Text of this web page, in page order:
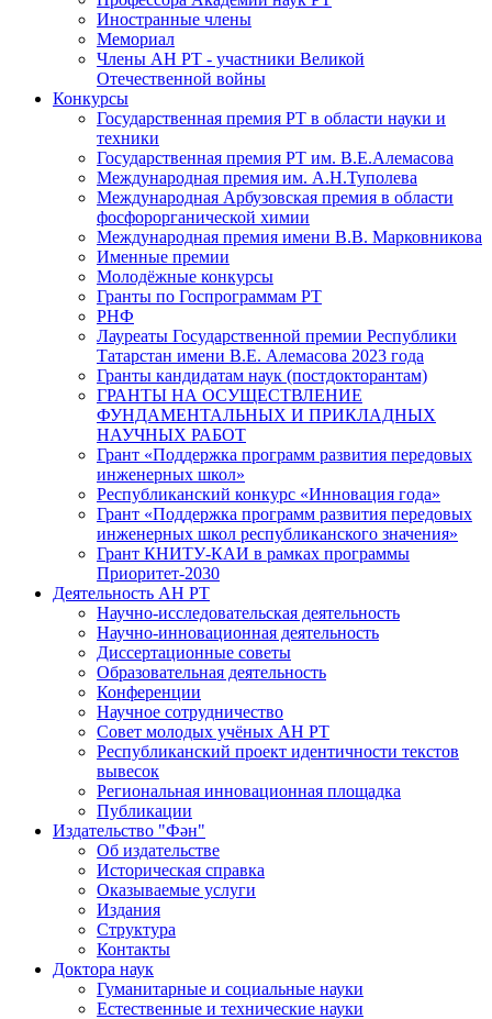
Иностранные члены
Мемориал
Члены АН РТ - участники Великой
Отечественной войны
Конкурсы
Государственная премия РТ в области науки и
техники
Государственная премия РТ им. В.Е.Алемасова
Международная премия им. А.Н.Туполева
Международная Арбузовская премия в области
фосфорорганической химии
Международная премия имени В.В. Марковникова
Именные премии
Молодёжные конкурсы
Гранты по Госпрограммам РТ
РНФ
Лауреаты Государственной премии Республики
Татарстан имени В.Е. Алемасова 2023 года
Гранты кандидатам наук (постдокторантам)
ГРАНТЫ НА ОСУЩЕСТВЛЕНИЕ
ФУНДАМЕНТАЛЬНЫХ И ПРИКЛАДНЫХ
НАУЧНЫХ РАБОТ
Грант «Поддержка программ развития передовых
инженерных школ»
Республиканский конкурс «Инновация года»
Грант «Поддержка программ развития передовых
инженерных школ республиканского значения»
Грант КНИТУ-КАИ в рамках программы
Приоритет-2030
Деятельность АН РТ
Научно-исследовательская деятельность
Научно-инновационная деятельность
Диссертационные советы
Образовательная деятельность
Конференции
Научное сотрудничество
Совет молодых учёных АН РТ
Республиканский проект идентичности текстов
вывесок
Региональная инновационная площадка
Публикации
Издательство "Фән"
Об издательстве
Историческая справка
Оказываемые услуги
Издания
Структура
Контакты
Доктора наук
Гуманитарные и социальные науки
Естественные и технические науки